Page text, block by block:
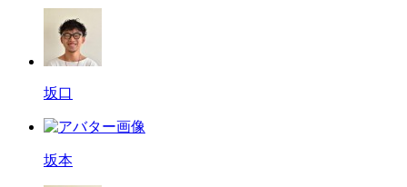
坂口
坂本